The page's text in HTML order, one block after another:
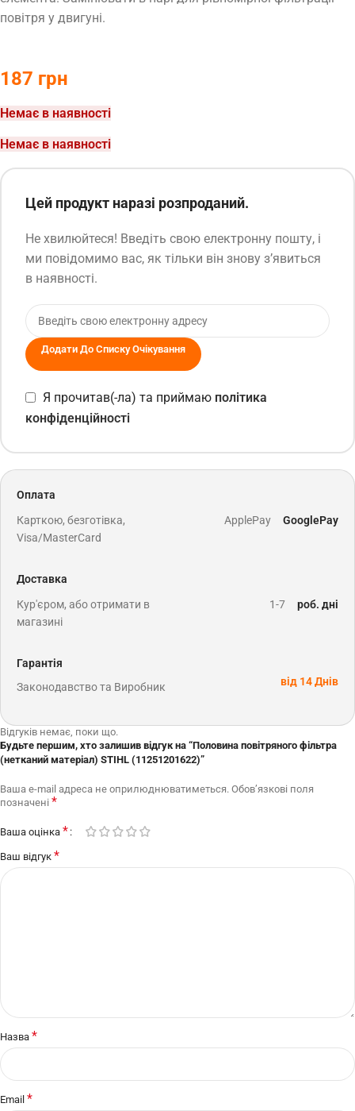
повітря у двигуні.
187 грн
Немає в наявності
Немає в наявності
Цей продукт наразі розпроданий.
Не хвилюйтеся! Введіть свою електронну пошту, і
ми повідомимо вас, як тільки він знову з’явиться
в наявності.
Додати До Списку Очікування
Я прочитав(-ла) та приймаю політика
конфіденційності
Оплата
Карткою, безготівка,
Visa/MasterCard
ApplePay GooglePay
Доставка
Кур'єром, або отримати в
магазині
1-7 роб. дні
Гарантія
Законодавство та Виробник
від 14 Днів
Відгуків немає, поки що.
Будьте першим, хто залишив відгук на “Половина повітряного фільтра
(нетканий матеріал) STIHL (11251201622)”
Ваша e-mail адреса не оприлюднюватиметься. Обов’язкові поля
позначені *
Ваша оцінка *
Ваш відгук *
Назва *
Email *